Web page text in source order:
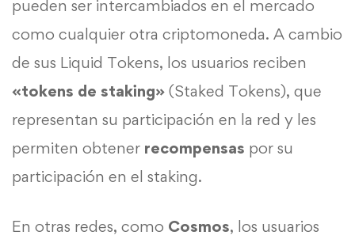
pueden ser intercambiados en el mercado
como cualquier otra criptomoneda. A cambio
de sus Liquid Tokens, los usuarios reciben
«tokens de staking» (Staked Tokens), que
representan su participación en la red y les
permiten obtener recompensas por su
participación en el staking.
En otras redes, como Cosmos, los usuarios